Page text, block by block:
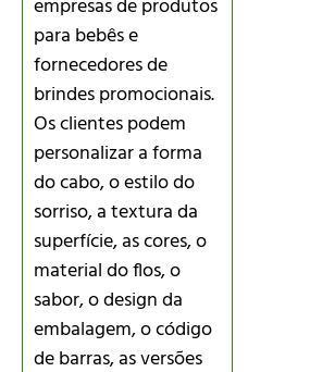
empresas de produtos
para bebês e
fornecedores de
brindes promocionais.
Os clientes podem
personalizar a forma
do cabo, o estilo do
sorriso, a textura da
superfície, as cores, o
material do flos, o
sabor, o design da
embalagem, o código
de barras, as versões